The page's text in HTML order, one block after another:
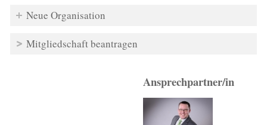
Neue Organisation
Mitgliedschaft beantragen
Ansprechpartner/in